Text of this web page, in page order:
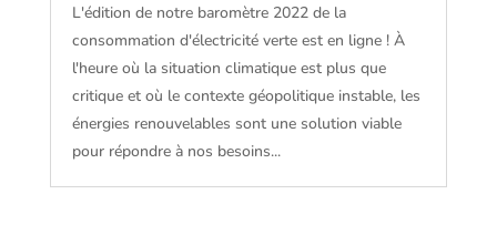
L'édition de notre baromètre 2022 de la
consommation d'électricité verte est en ligne ! À
l'heure où la situation climatique est plus que
critique et où le contexte géopolitique instable, les
énergies renouvelables sont une solution viable
pour répondre à nos besoins...